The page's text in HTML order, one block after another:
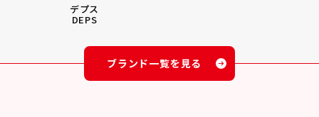
デプス
DEPS
ブランド一覧を見る